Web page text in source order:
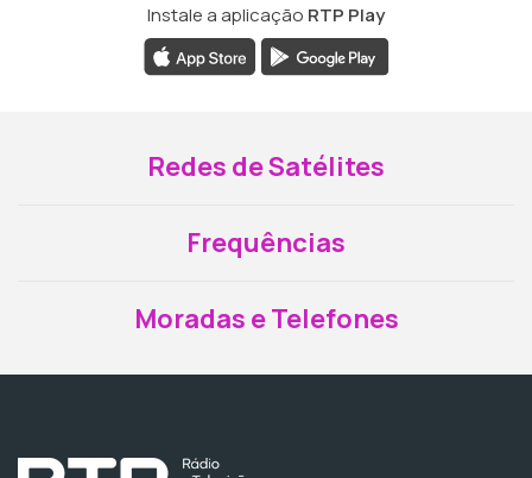
Instale a aplicação RTP Play
Redes de Satélites
Frequências
Moradas e Telefones